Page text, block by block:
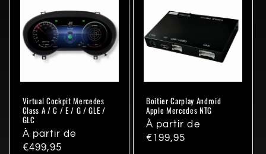
Virtual Cockpit Mercedes
Class A / C / E / G / GLE /
GLC
Prix
habituel
À partir de
€499,95
Boitier Carplay Android
Apple Mercedes NTG
Prix
habituel
À partir de
€199,95